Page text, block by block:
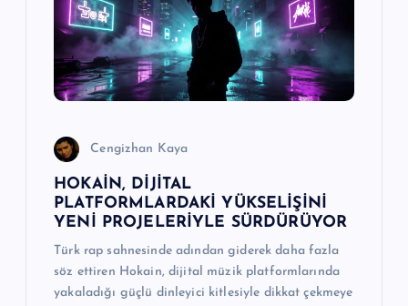
Cengizhan Kaya
HOKAİN, DİJİTAL
PLATFORMLARDAKİ YÜKSELİŞİNİ
YENİ PROJELERİYLE SÜRDÜRÜYOR
Türk rap sahnesinde adından giderek daha fazla
söz ettiren Hokain, dijital müzik platformlarında
yakaladığı güçlü dinleyici kitlesiyle dikkat çekmeye